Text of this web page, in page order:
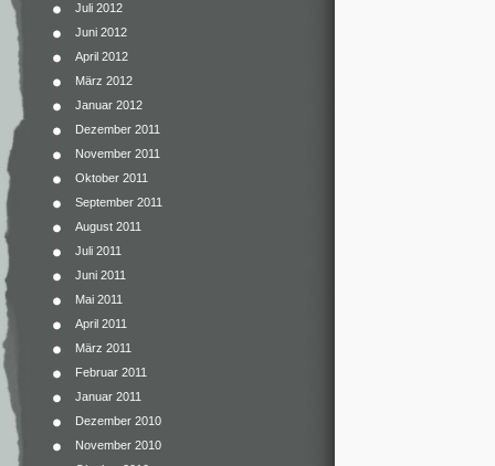
Juli 2012
Juni 2012
April 2012
März 2012
Januar 2012
Dezember 2011
November 2011
Oktober 2011
September 2011
August 2011
Juli 2011
Juni 2011
Mai 2011
April 2011
März 2011
Februar 2011
Januar 2011
Dezember 2010
November 2010